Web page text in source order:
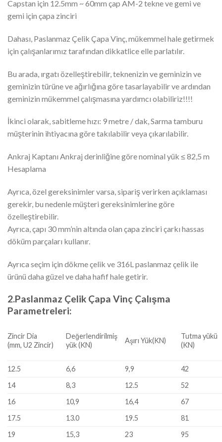
Capstan için 12.5mm ~ 60mm çap AM-2 tekne ve gemi ve
gemi için çapa zinciri
Dahası, Paslanmaz Çelik Çapa Vinç, mükemmel hale getirmek
için çalışanlarımız tarafından dikkatlice elle parlatılır.
Bu arada, ırgatı özelleştirebilir, teknenizin ve geminizin ve
geminizin türüne ve ağırlığına göre tasarlayabilir ve ardından
geminizin mükemmel çalışmasına yardımcı olabiliriz!!!!
İkinci olarak, sabitleme hızı: 9 metre / dak, Sarma tamburu
müşterinin ihtiyacına göre takılabilir veya çıkarılabilir.
Ankraj Kaptanı Ankraj derinliğine göre nominal yük ≤ 82,5 m
Hesaplama
Ayrıca, özel gereksinimler varsa, sipariş verirken açıklaması
gerekir, bu nedenle müşteri gereksinimlerine göre
özelleştirebilir.
Ayrıca, çapı 30 mm’nin altında olan çapa zinciri çarkı hassas
döküm parçaları kullanır.
Ayrıca seçim için dökme çelik ve 316L paslanmaz çelik ile
ürünü daha güzel ve daha hafif hale getirir.
2.Paslanmaz Çelik Çapa Vinç Çalışma
Parametreleri:
Zincir Dia
(mm, U2 Zincir)
Değerlendirilmiş
yük (KN)
Aşırı Yük(KN)
Tutma yükü
(KN)
12.5 6,6 9,9
42
14
8,3 12.5
52
16
10,9 16,4
67
17.5
13.0 19.5
81
19
15,3 23 95